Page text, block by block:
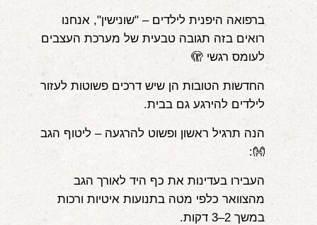
במתנה!
ברפואה היפנית לילדים – "שונישין", אנחנו
רואים בזה תגובה טבעית של מערכת העצבים
לעומס רגשי 🫣
החדשות הטובות הן שיש דרכים פשוטות לעזור
לילדים להירגע גם בבית.
הנה תרגיל ראשון ופשוט להרגעה – ליטוף הגב
👐:
העבירו בעדינות את כף היד לאורך הגב
מהצוואר כלפי מטה בתנועות איטיות ורכות
במשך 2–3 דקות.